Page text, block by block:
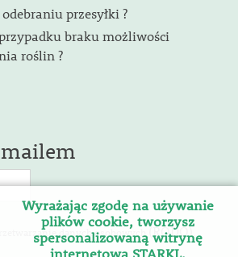
przesyłki ?
braku możliwości
roślin ?
danych osobowych (RODO)
Wyrażając zgodę na używanie
plików cookie, tworzysz
spersonalizowaną witrynę